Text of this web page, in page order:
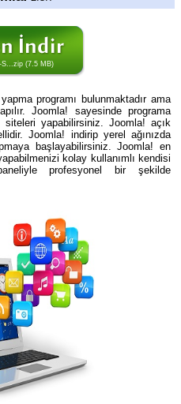
S...zip (7.5 MB)
programı bulunmaktadır ama
Joomla! sayesinde programa
yapabilirsiniz. Joomla! açık
Joomla! indirip yerel ağınızda
başlayabilirsiniz. Joomla! en
kolay kullanımlı kendisi
profesyonel bir şekilde